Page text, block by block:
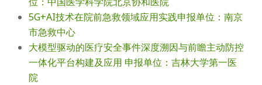
5G+AI技术在院前急救领域应用实践申报单位：南京
市急救中心
大模型驱动的医疗安全事件深度溯因与前瞻主动防控
一体化平台构建及应用 申报单位：吉林大学第一医
院